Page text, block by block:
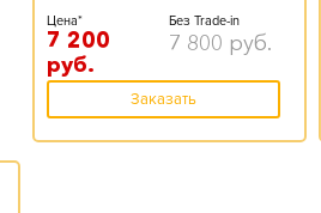
Цена*
7 200
руб.
Без Trade-in
7 800 руб.
Заказать